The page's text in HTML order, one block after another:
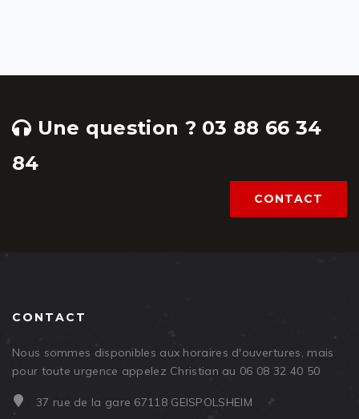
Une question ? 03 88 66 34
84
CONTACT
CONTACT
Nous sommes disponibles aux horaires d'ouvertures, mais
pour toute urgence appelez Christian au 06 08 32 40 50
37 rue de la gare 67118 GEISPOLSHEIM